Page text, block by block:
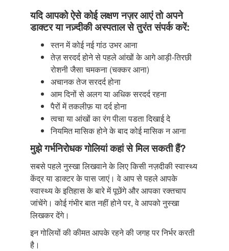
यदि आपको ऐसे कोई लक्षण नज़र आएं तो अपने
डाक्टर या नज़्दीकी अस्पताल से तुरंत संपर्क करें:
स्तन में कोई नई गांठ उभर आना
तेज़ सरदर्द होने से पहले आंखों के आगे आड़ी-तिरछी
रोशनी जैसा चमकना (चक्कर आना)
अचानक तेज सरदर्द होना
आम दिनों से अलग या अधिक सरदर्द रहना
पैरों में तकलीफ़ या दर्द होना
त्वचा या आंखों का रंग पीला पडता दिखाई दे
नियमित मासिक होने के बाद कोई मासिक न आना
मुझे गर्भनिरोधक गोलियां कहां से मिल सकती हैं?
सबसे पहले नुस्खा लिखवाने के लिए किसी नज़दीकी स्वास्थ्य
केंद्र या डाक्टर के पास जाएं। वे आप से पहले आपके
स्वास्थ्य के इतिहास के बारे में पूछेंगे और आपका रक्तचाप
जांचेंगे। कोई गंभीर बात नहीं होने पर, वे आपको नुस्खा
लिखकर देंगे।
इन गोलियों की कीमत आपके रहने की जगह पर निर्भर करती
है।